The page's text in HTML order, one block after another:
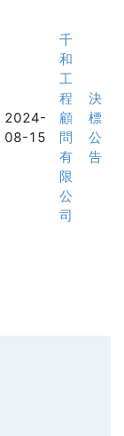
2024-
08-15
千
和
工
程
顧
問
有
限
公
司
決
標
公
告